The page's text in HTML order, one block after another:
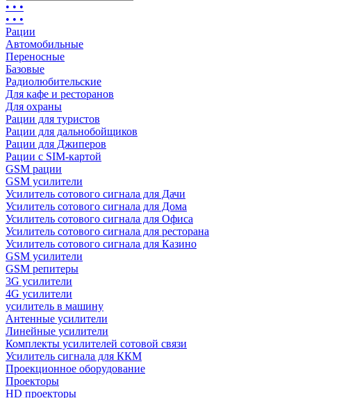
• • •
• • •
Рации
Автомобильные
Переносные
Базовые
Радиолюбительские
Для кафе и ресторанов
Для охраны
Рации для туристов
Рации для дальнобойщиков
Рации для Джиперов
Рации с SIM-картой
GSM рации
GSM усилители
Усилитель сотового сигнала для Дачи
Усилитель сотового сигнала для Дома
Усилитель сотового сигнала для Офиса
Усилитель сотового сигнала для ресторана
Усилитель сотового сигнала для Казино
GSM усилители
GSM репитеры
3G усилители
4G усилители
усилитель в машину
Антенные усилители
Линейные усилители
Комплекты усилителей сотовой связи
Усилитель сигнала для ККМ
Проекционное оборудование
Проекторы
HD проекторы